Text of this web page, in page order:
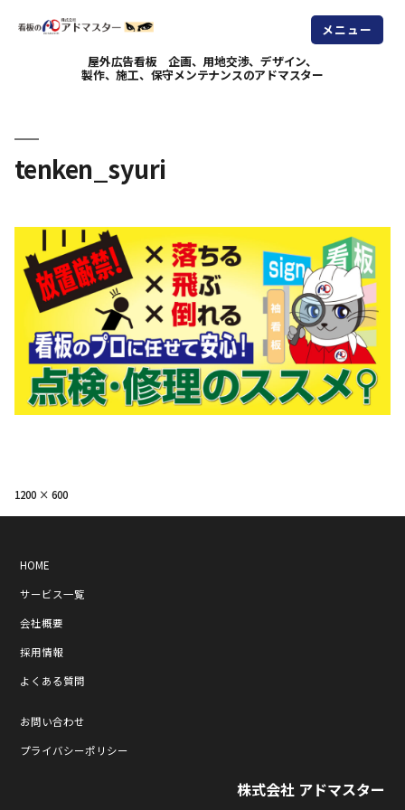
メニュー
屋外広告看板 企画、用地交渉、デザイン、
製作、施工、保守メンテナンスのアドマスター
tenken_syuri
フ
1200 × 600
HOME
サービス一覧
会社概要
採用情報
よくある質問
お問い合わせ
プライバシーポリシー
株式会社 アドマスター